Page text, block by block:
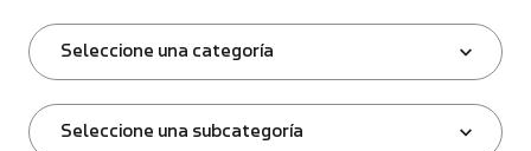
Seleccione una categoría
Seleccione una subcategoría